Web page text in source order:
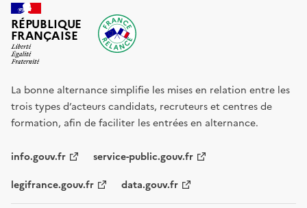
RÉPUBLIQUE
FRANÇAISE
La bonne alternance simplifie les mises en relation entre les
trois types d’acteurs candidats, recruteurs et centres de
formation, afin de faciliter les entrées en alternance.
info.gouv.fr service-public.gouv.fr
legifrance.gouv.fr data.gouv.fr